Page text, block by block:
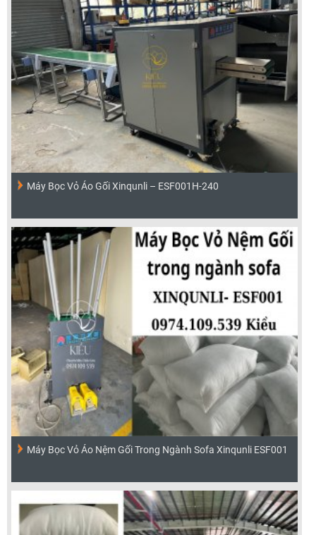
Máy Bọc Vỏ Áo Gối Xinqunli – ESF001H-240
Máy Bọc Vỏ Áo Nệm Gối Trong Ngành Sofa Xinqunli ESF001